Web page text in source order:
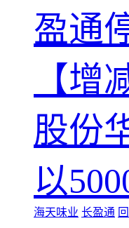
盈通
【
股份
以
海天味业 长盈通